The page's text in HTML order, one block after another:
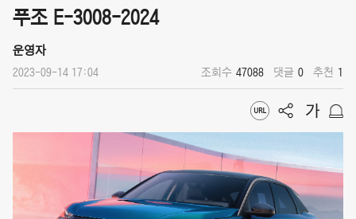
푸조 E-3008-2024
운영자
2023-09-14 17:04 조회수 47088 댓글 0 추천 1